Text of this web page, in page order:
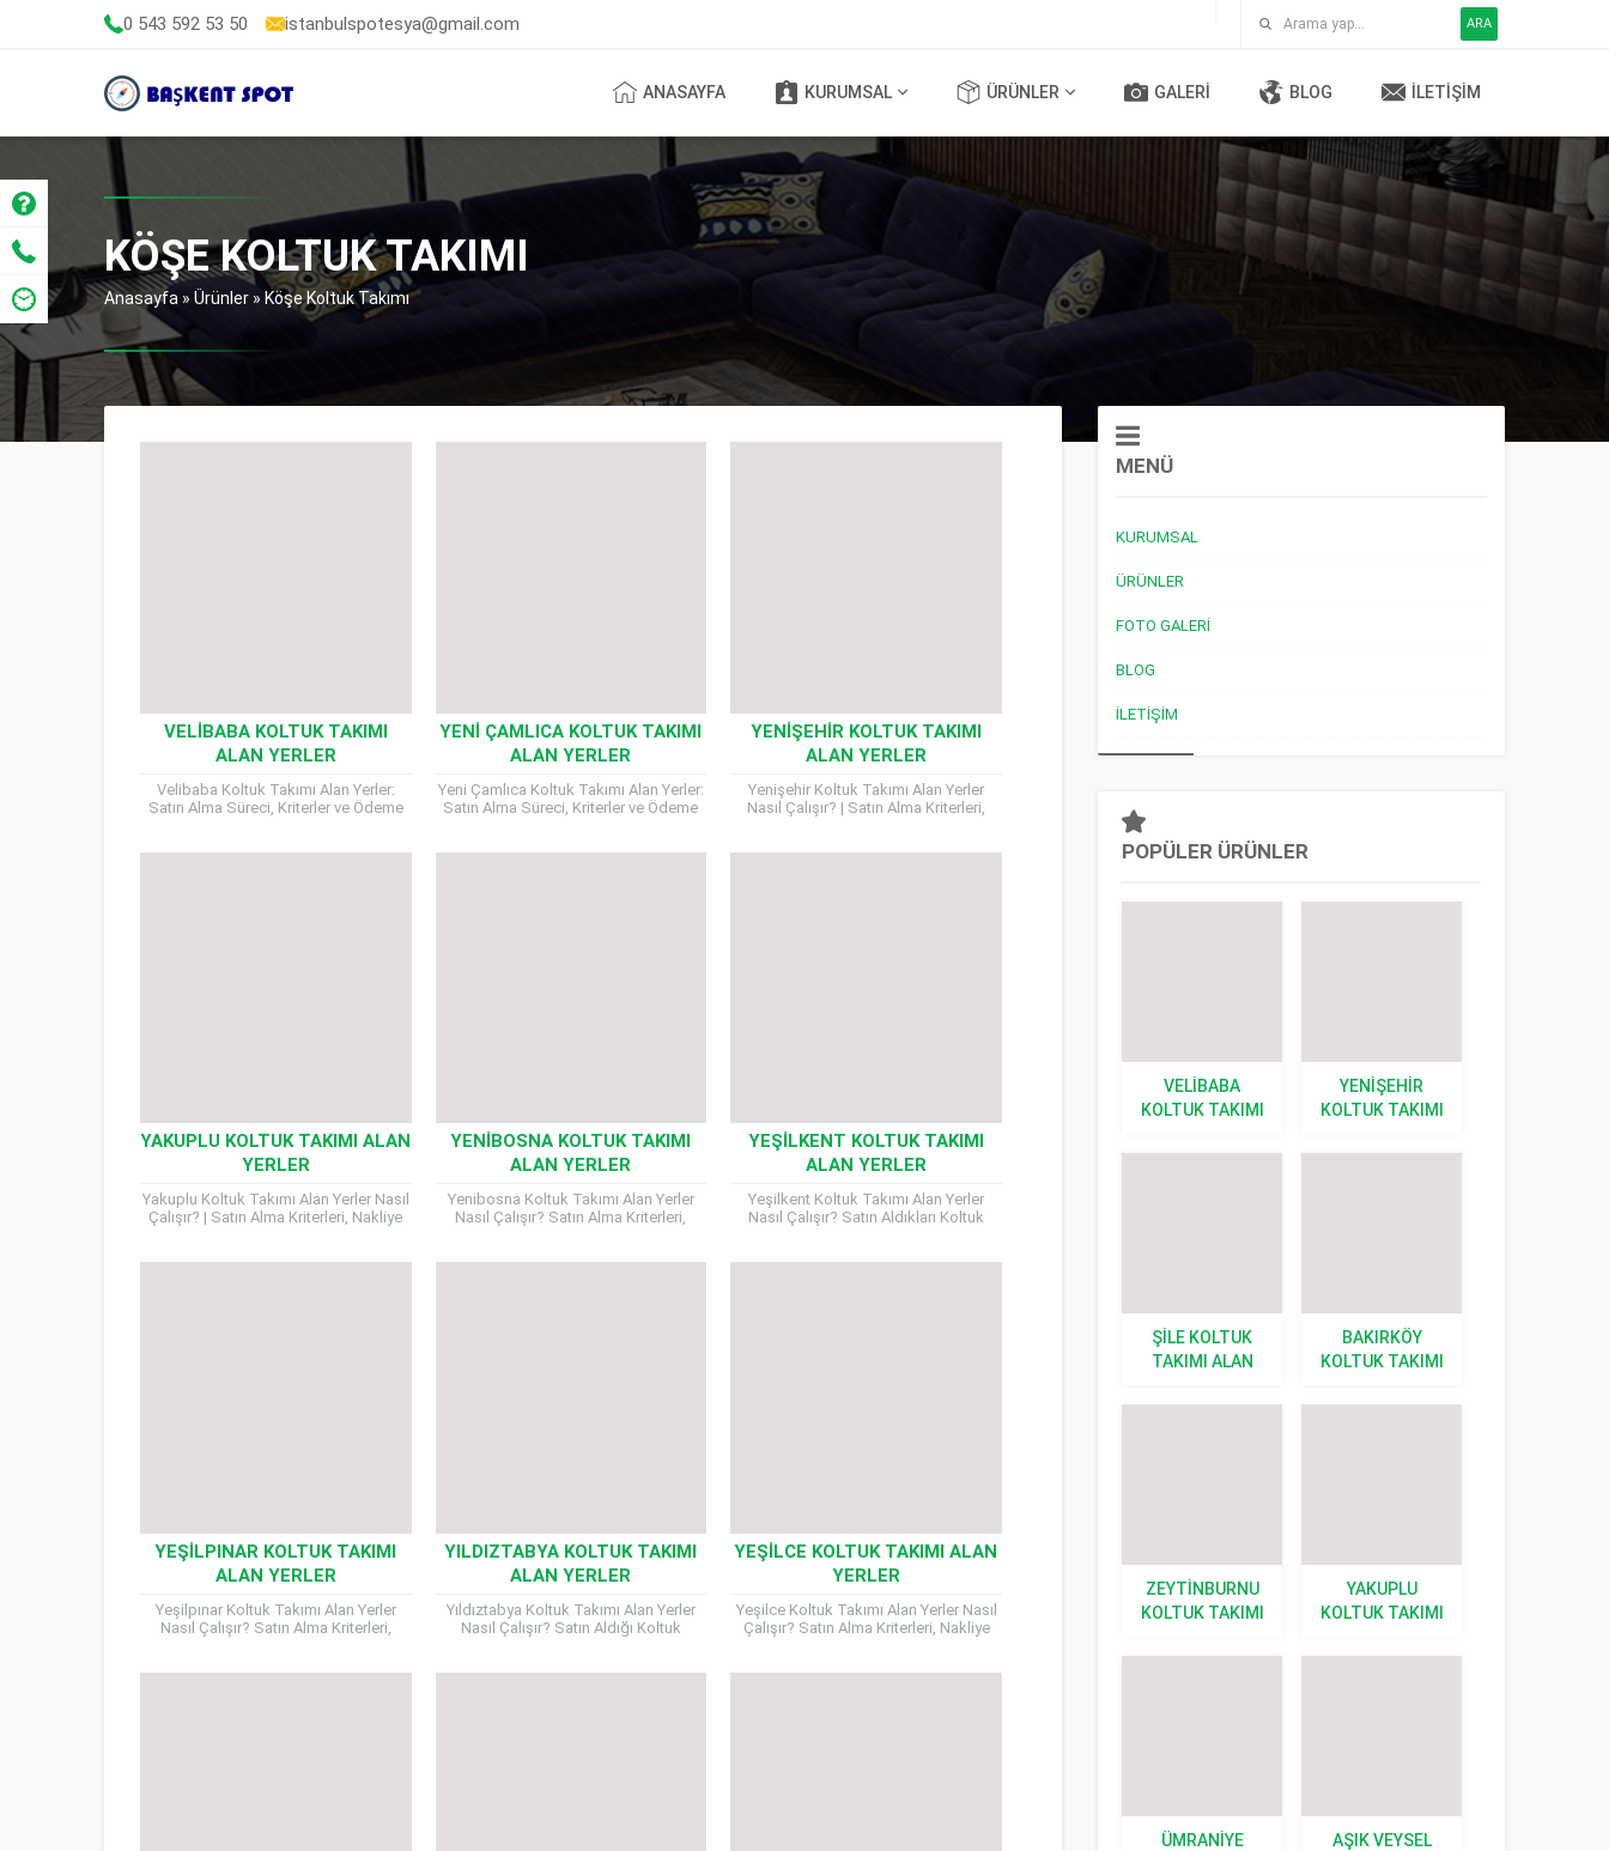
0 543 592 53 50 istanbulspotesya@gmail.com ARA
ANASAYFA KURUMSAL ÜRÜNLER GALERI BLOG İLETIŞIM
KÖŞE KOLTUK TAKIMI
Anasayfa » Ürünler » Köşe Koltuk Takımı
VELIBABA KOLTUK TAKIMI
ALAN YERLER
Velibaba Koltuk Takımı Alan Yerler:
Satın Alma Süreci, Kriterler ve Ödeme
YENI ÇAMLICA KOLTUK TAKIMI
ALAN YERLER
Yeni Çamlıca Koltuk Takımı Alan Yerler:
Satın Alma Süreci, Kriterler ve Ödeme
YENIŞEHIR KOLTUK TAKIMI
ALAN YERLER
Yenişehir Koltuk Takımı Alan Yerler
Nasıl Çalışır? | Satın Alma Kriterleri,
YAKUPLU KOLTUK TAKIMI ALAN
YERLER
Yakuplu Koltuk Takımı Alan Yerler Nasıl
Çalışır? | Satın Alma Kriterleri, Nakliye
YENIBOSNA KOLTUK TAKIMI
ALAN YERLER
Yenibosna Koltuk Takımı Alan Yerler
Nasıl Çalışır? Satın Alma Kriterleri,
YEŞILKENT KOLTUK TAKIMI
ALAN YERLER
Yeşilkent Koltuk Takımı Alan Yerler
Nasıl Çalışır? Satın Aldıkları Koltuk
YEŞILPINAR KOLTUK TAKIMI
ALAN YERLER
Yeşilpınar Koltuk Takımı Alan Yerler
Nasıl Çalışır? Satın Alma Kriterleri,
YILDIZTABYA KOLTUK TAKIMI
ALAN YERLER
Yıldıztabya Koltuk Takımı Alan Yerler
Nasıl Çalışır? Satın Aldığı Koltuk
YEŞILCE KOLTUK TAKIMI ALAN
YERLER
Yeşilce Koltuk Takımı Alan Yerler Nasıl
Çalışır? Satın Alma Kriterleri, Nakliye
MENÜ
KURUMSAL
ÜRÜNLER
FOTO GALERI
BLOG
İLETIŞIM
POPÜLER ÜRÜNLER
VELIBABA
KOLTUK TAKIMI
YENIŞEHIR
KOLTUK TAKIMI
ŞILE KOLTUK
TAKIMI ALAN
BAKIRKÖY
KOLTUK TAKIMI
ZEYTINBURNU
KOLTUK TAKIMI
YAKUPLU
KOLTUK TAKIMI
ÜMRANIYE
AŞIK VEYSEL